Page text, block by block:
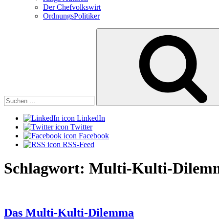
Der Chefvolkswirt
OrdnungsPolitiker
LinkedIn
Twitter
Facebook
RSS-Feed
Schlagwort: Multi-Kulti-
Das Multi-Kulti-Dilemma